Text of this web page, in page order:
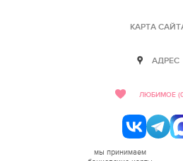
КАРТА
АДРЕС
ЛЮБИМОЕ
мы принимаем